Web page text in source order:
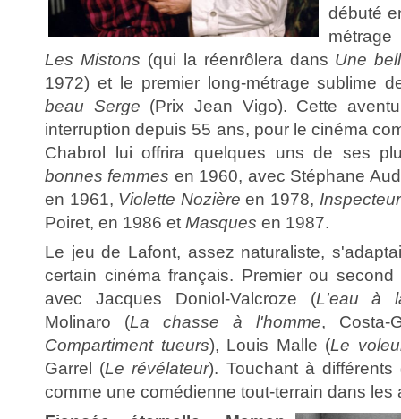
débuté
métrage
Les Mistons (qui la réenrôlera dans Une
1972) et le premier long-métrage sublime
beau Serge (Prix Jean Vigo). Cette
interruption depuis 55 ans, pour le cinéma
Chabrol lui offrira quelques uns de ses
bonnes femmes en 1960, avec Stéphane
en 1961, Violette Nozière en 1978,
Poiret, en 1986 et Masques en 1987.
Le jeu de Lafont, assez naturaliste,
certain cinéma français. Premier ou
avec Jacques Doniol-Valcroze (L'eau à
Molinaro (La chasse à l'homme, Costa-
Compartiment tueurs), Louis Malle (Le
Garrel (Le révélateur). Touchant à
comme une comédienne tout-terrain dans les